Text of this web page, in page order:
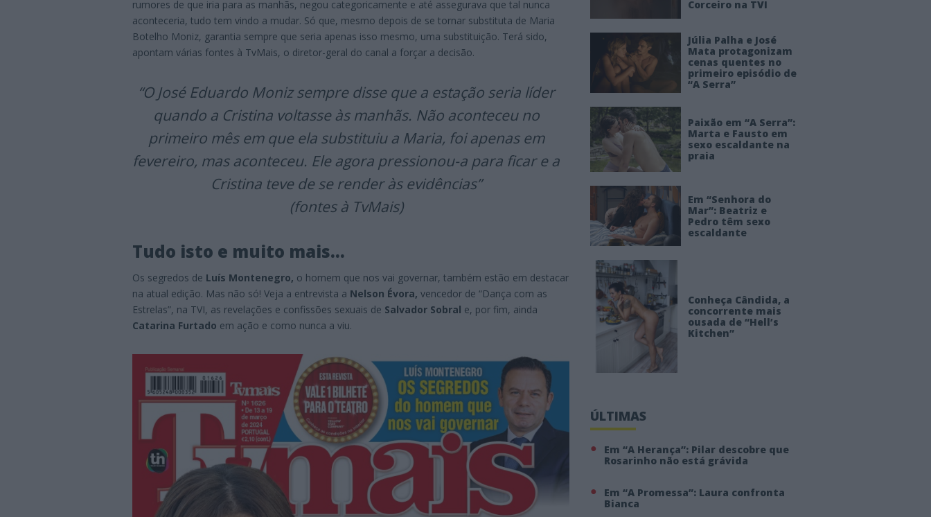
rumores de que iria para as manhãs, negou categoricamente e até assegurava que tal nunca
aconteceria, tudo tem vindo a mudar. Só que, mesmo depois de se tornar substituta de Maria
Botelho Moniz, garantia sempre que seria apenas isso mesmo, uma substituição. Terá sido,
apontam várias fontes à TvMais, o diretor-geral do canal a forçar a decisão.
“O José Eduardo Moniz sempre disse que a estação seria líder
quando a Cristina voltasse às manhãs. Não aconteceu no
primeiro mês em que ela substituiu a Maria, foi apenas em
fevereiro, mas aconteceu. Ele agora pressionou-a para ficar e a
Cristina teve de se render às evidências”
(fontes à TvMais)
Tudo isto e muito mais…
Os segredos de Luís Montenegro, o homem que nos vai governar, também estão em destacar
na atual edição. Mas não só! Veja a entrevista a Nelson Évora, vencedor de “Dança com as
Estrelas”, na TVI, as revelações e confissões sexuais de Salvador Sobral e, por fim, ainda
Catarina Furtado em ação e como nunca a viu.
Corceiro na TVI
Júlia Palha e José
Mata protagonizam
cenas quentes no
primeiro episódio de
“A Serra”
Paixão em “A Serra”:
Marta e Fausto em
sexo escaldante na
praia
Em “Senhora do
Mar”: Beatriz e
Pedro têm sexo
escaldante
Conheça Cândida, a
concorrente mais
ousada de “Hell’s
Kitchen”
ÚLTIMAS
Em “A Herança”: Pilar descobre que
Rosarinho não está grávida
Em “A Promessa”: Laura confronta
Bianca